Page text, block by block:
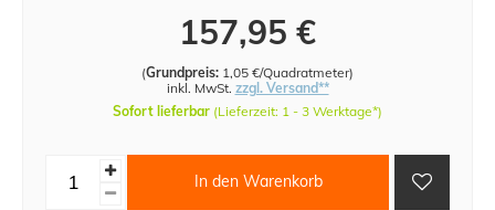
157,95 €
(Grundpreis: 1,05 €/Quadratmeter)
inkl. MwSt. zzgl. Versand**
Sofort lieferbar (Lieferzeit: 1 - 3 Werktage*)
In den Warenkorb